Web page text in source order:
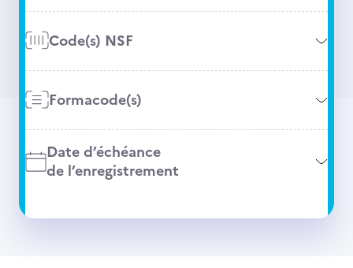
Code(s) NSF
Formacode(s)
Date d’échéance
de l’enregistrement